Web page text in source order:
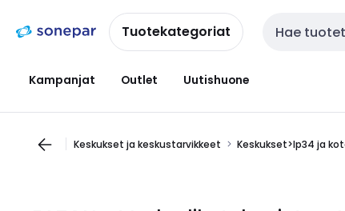
navigointiinsisältöönTuotekategoriat Haku
Kampanjat Outlet Uutishuone
Keskukset ja keskustarvikkeet Keskukset>Ip34 ja